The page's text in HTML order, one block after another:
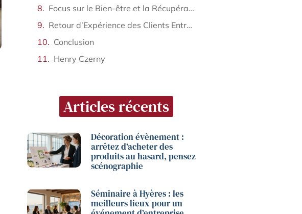
Focus sur le Bien-être et la Récupération
Retour d’Expérience des Clients Entreprises
Conclusion
Henry Czerny
Articles récents
Décoration évènement :
arrêtez d’acheter des
produits au hasard, pensez
scénographie
Séminaire à Hyères : les
meilleurs lieux pour un